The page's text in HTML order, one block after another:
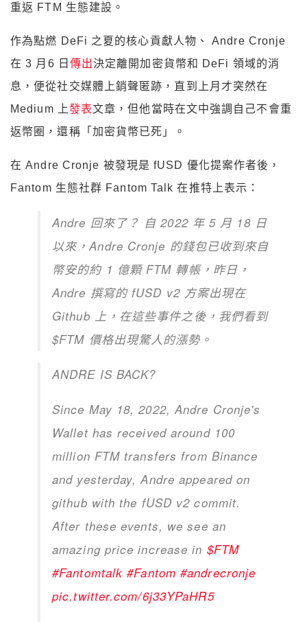
重返 FTM 生態建設。
作為點燃 DeFi 之夏的核心貢獻人物、 Andre Cronje
在 3 月6 日 傳出決定離開加密貨幣和 DeFi 領域的消
息，便從社交媒體上銷聲匿跡，直到上月才突然在
Medium 上發表文章，但他當時在文中強調自己不會重
返幣圈，還稱「加密貨幣已死」。
在 Andre Cronje 被發現是 fUSD 優化提案作者後，
Fantom 生態社群 Fantom Talk 在推特上表示：
Andre 回來了？ 自 2022 年 5 月 18 日
以來，Andre Cronje 的錢包已收到來自
幣安的約 1 億顆 FTM 轉帳，昨日，
Andre 撰寫的 fUSD v2 方案出現在
Github 上，在這些事件之後，我們看到
$FTM 價格出現驚人的漲勢。
ANDRE IS BACK?
Since May 18, 2022, Andre Cronje's
Wallet has received around 100
million FTM transfers from Binance
and yesterday, Andre appeared on
github with the fUSD v2 commit.
After these events, we see an
amazing price increase in $FTM
#Fantomtalk #Fantom #andrecronje
pic.twitter.com/6j33YPaHR5